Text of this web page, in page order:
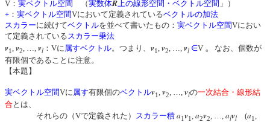
V： 実ベクトル空間 （実数体R上の線形空間・ベクトル空間 」）
+ ： 実ベクトル空間Vにおいて定義されているベクトルの加法
スカラーに続けてベクトルを並べて書いたもの： 実ベクトル空間Vにおい
て定義されているスカラー乗法
v1, v2, …, vl ：Vに属すベクトル。つまり、 v1, v2, …, vl ∈V 。
なお、個数が
有限個であることに注意。
【本題】
実ベクトル空間Vに 属す有限個のベクトルv1 v2 vlの一次結合・線形結
合とは、
それらの（Vで定義された）
スカラー積 a1v1 a2v2 alvl (a1